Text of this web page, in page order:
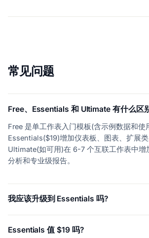
常见问题
Free、Essentials 和 Ultimate 有什么区
Free 是单工作表入门模板(含示例数据和使
Essentials($19)增加仪表板、图表、扩展类
Ultimate(如可用)在 6-7 个互联工作表中增
分析和专业级报告。
我应该升级到 Essentials 吗?
Essentials 值 $19 吗?